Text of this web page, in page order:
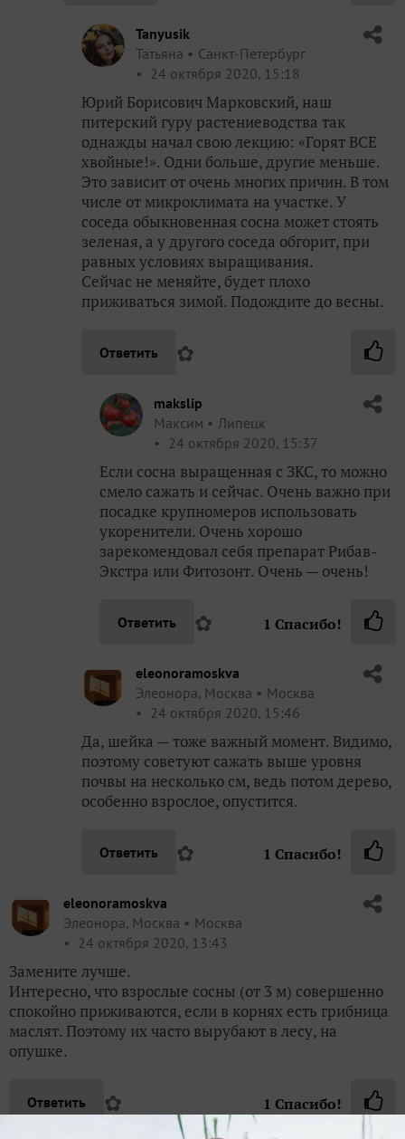
Tanyusik
Татьяна
Санкт-Петербург
24 октября 2020, 15:18
Юрий Борисович Марковский, наш
питерский гуру растениеводства так
однажды начал свою лекцию: «Горят ВСЕ
хвойные!». Одни больше, другие меньше.
Это зависит от очень многих причин. В том
числе от микроклимата на участке. У
соседа обыкновенная сосна может стоять
зеленая, а у другого соседа обгорит, при
равных условиях выращивания.
Сейчас не меняйте, будет плохо
приживаться зимой. Подождите до весны.
Ответить ✿
makslip
Максим
Липецк
24 октября 2020, 15:37
Если сосна выращенная с ЗКС, то можно
смело сажать и сейчас. Очень важно при
посадке крупномеров использовать
укоренители. Очень хорошо
зарекомендовал себя препарат Рибав-
Экстра или Фитозонт. Очень — очень!
Ответить ✿ 1 Спасибо!
eleonoramoskva
Элеонора, Москва
Москва
24 октября 2020, 15:46
Да, шейка — тоже важный момент. Видимо,
поэтому советуют сажать выше уровня
почвы на несколько см, ведь потом дерево,
особенно взрослое, опустится.
Ответить ✿ 1 Спасибо!
eleonoramoskva
Элеонора, Москва
Москва
24 октября 2020, 13:43
Замените лучше.
Интересно, что взрослые сосны (от 3 м) совершенно
спокойно приживаются, если в корнях есть грибница
маслят. Поэтому их часто вырубают в лесу, на
опушке.
Ответить ✿ 1 Спасибо!